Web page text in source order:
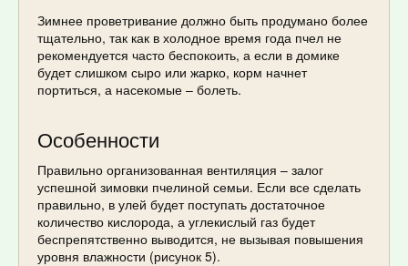
Зимнее проветривание должно быть продумано более
тщательно, так как в холодное время года пчел не
рекомендуется часто беспокоить, а если в домике
будет слишком сыро или жарко, корм начнет
портиться, а насекомые – болеть.
Особенности
Правильно организованная вентиляция – залог
успешной зимовки пчелиной семьи. Если все сделать
правильно, в улей будет поступать достаточное
количество кислорода, а углекислый газ будет
беспрепятственно выводится, не вызывая повышения
уровня влажности (рисунок 5).